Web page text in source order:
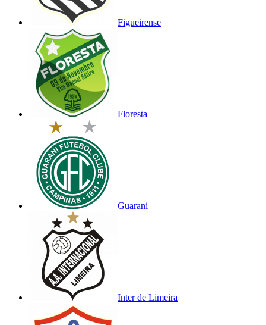
Figueirense
Floresta
Guarani
Inter de Limeira